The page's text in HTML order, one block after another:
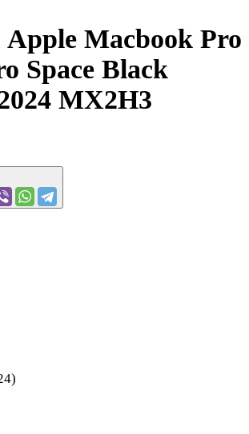
Apple Macbook Pro
Space Black
MX2H3